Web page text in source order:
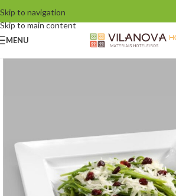
Skip to navigation
Skip to main content
MENU